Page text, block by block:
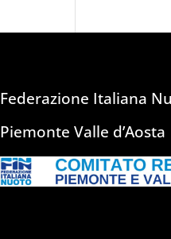
Federazione Italiana
Piemonte Valle d’Aosta